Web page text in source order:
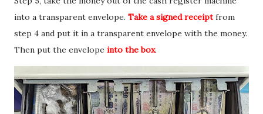
into a transparent envelope. Take a signed receiptfrom
step 4 and put it in a transparent envelope with the money.
Then put the envelope into the box.